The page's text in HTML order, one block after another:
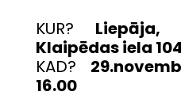
KUR?
Klaipēdas iela
KAD?
16.00